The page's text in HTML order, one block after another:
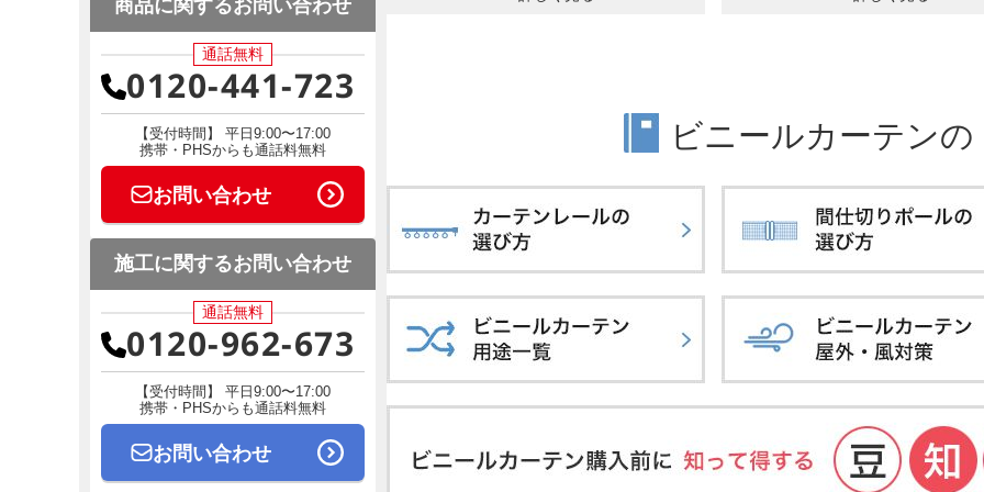
ビニールカーテンの
商品に関するお問い合わせ
通話無料
0120-441-723
【受付時間】 平日9:00〜17:00
携帯・PHSからも通話料無料
お問い合わせ
施工に関するお問い合わせ
通話無料
0120-962-673
【受付時間】 平日9:00〜17:00
携帯・PHSからも通話料無料
お問い合わせ